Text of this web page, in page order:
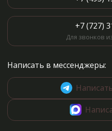
+7 (727)
Для звонков
Написать в мессенджеры: